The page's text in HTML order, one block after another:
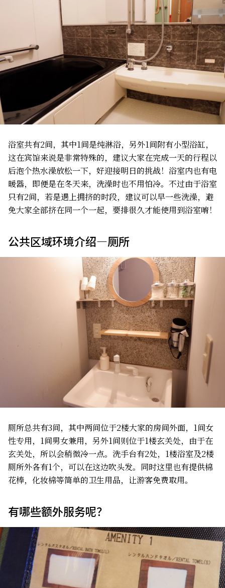
浴室共有2间，其中1间是纯淋浴，另外1间附有小型浴缸，
这在宾馆来说是非常特殊的，建议大家在完成一天的行程以
后泡个热水澡放松一下，好迎接明日的挑战！浴室内也有电
暖器，即便是在冬天来，洗澡时也不用怕冷。不过由于浴室
只有2间，若是遇上拥挤的时段，建议可以早一些洗澡，避
免大家全部挤在同一个一起，要排很久才能使用到浴室唷！
公共区域环境介绍—厕所
厕所总共有3间，其中两间位于2楼大家的房间外面，1间女
性专用，1间男女兼用，另外1间则位于1楼玄关处，由于在
玄关处，所以会稍微冷一点。洗手台有2处，1楼浴室及2楼
厕所外各有1个，可以在这边吹头发。同时这里也有提供棉
花棒，化妆棉等简单的卫生用品，让游客免费取用。
有哪些额外服务呢？